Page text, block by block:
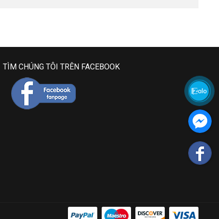
TÌM CHÚNG TÔI TRÊN FACEBOOK